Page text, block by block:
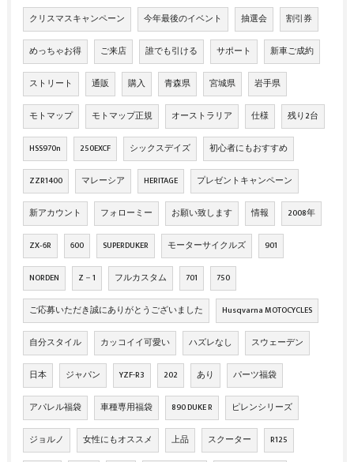
クリスマスキャンペーン 今年最後のイベント 抽選会 割引券
めっちゃお得 ご来店 誰でも引ける サポート 新車ご成約
ストリート 通販 購入 青森県 宮城県 岩手県
モトマップ モトマップ正規 オーストラリア 仕様 残り2台
HSS970n 250EXCF シックスデイズ 初心者にもおすすめ
ZZR1400 マレーシア HERITAGE プレゼントキャンペーン
新アカウント フォローミー お願い致します 情報 2008年
ZX‐6R 600 SUPERDUKER モーターサイクルズ 901
NORDEN Z－1 フルカスタム 701 750
ご応募いただき誠にありがとうございました Husqvarna MOTOCYCLES
自分スタイル カッコイイ可愛い ハズレなし スウェーデン
日本 ジャパン YZF-R3 202 あり パーツ福袋
アパレル福袋 車種専用福袋 890 DUKE R ピレンシリーズ
ジョルノ 女性にもオススメ 上品 スクーター R125